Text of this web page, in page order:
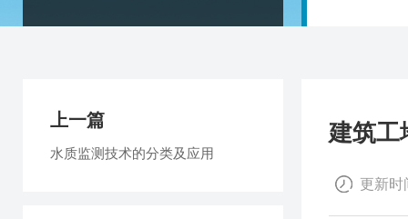
建筑工
更新时
上一篇
水质监测技术的分类及应用